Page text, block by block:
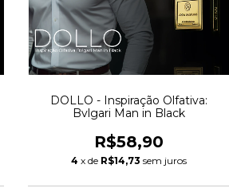
DOLLO - Inspiração Olfativa:
Bvlgari Man in Black
R$58,90
4 x de R$14,73 sem juros